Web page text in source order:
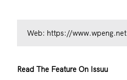
Web: https://www.wpeng.net
Read The Feature On Issuu